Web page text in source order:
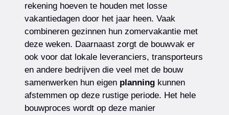
rekening hoeven te houden met losse
vakantiedagen door het jaar heen. Vaak
combineren gezinnen hun zomervakantie met
deze weken. Daarnaast zorgt de bouwvak er
ook voor dat lokale leveranciers, transporteurs
en andere bedrijven die veel met de bouw
samenwerken hun eigen planningkunnen
afstemmen op deze rustige periode. Het hele
bouwproces wordt op deze manier